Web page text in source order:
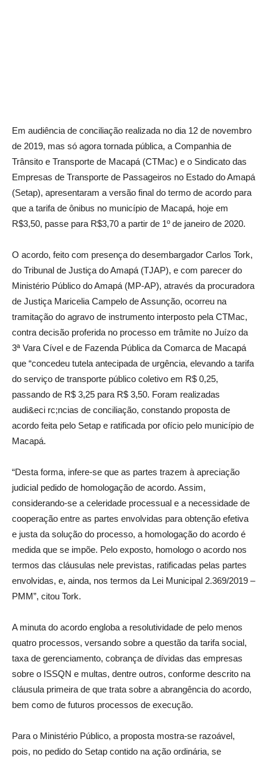
Em audiência de conciliação realizada no dia 12 de novembro
de 2019, mas só agora tornada pública, a Companhia de
Trânsito e Transporte de Macapá (CTMac) e o Sindicato das
Empresas de Transporte de Passageiros no Estado do Amapá
(Setap), apresentaram a versão final do termo de acordo para
que a tarifa de ônibus no município de Macapá, hoje em
R$3,50, passe para R$3,70 a partir de 1º de janeiro de 2020.
O acordo, feito com presença do desembargador Carlos Tork,
do Tribunal de Justiça do Amapá (TJAP), e com parecer do
Ministério Público do Amapá (MP-AP), através da procuradora
de Justiça Maricelia Campelo de Assunção, ocorreu na
tramitação do agravo de instrumento interposto pela CTMac,
contra decisão proferida no processo em trâmite no Juízo da
3ª Vara Cível e de Fazenda Pública da Comarca de Macapá
que “concedeu tutela antecipada de urgência, elevando a tarifa
do serviço de transporte público coletivo em R$ 0,25,
passando de R$ 3,25 para R$ 3,50. Foram realizadas
audi&eci rc;ncias de conciliação, constando proposta de
acordo feita pelo Setap e ratificada por ofício pelo município de
Macapá.
“Desta forma, infere-se que as partes trazem à apreciação
judicial pedido de homologação de acordo. Assim,
considerando-se a celeridade processual e a necessidade de
cooperação entre as partes envolvidas para obtenção efetiva
e justa da solução do processo, a homologação do acordo é
medida que se impõe. Pelo exposto, homologo o acordo nos
termos das cláusulas nele previstas, ratificadas pelas partes
envolvidas, e, ainda, nos termos da Lei Municipal 2.369/2019 –
PMM”, citou Tork.
A minuta do acordo engloba a resolutividade de pelo menos
quatro processos, versando sobre a questão da tarifa social,
taxa de gerenciamento, cobrança de dívidas das empresas
sobre o ISSQN e multas, dentre outros, conforme descrito na
cláusula primeira de que trata sobre a abrangência do acordo,
bem como de futuros processos de execução.
Para o Ministério Público, a proposta mostra-se razoável,
pois, no pedido do Setap contido na ação ordinária, se